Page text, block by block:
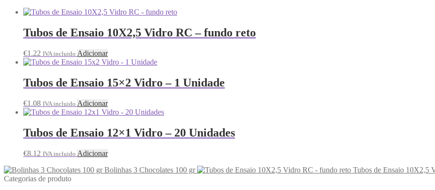
Tubos de Ensaio 10X2,5 Vidro RC – fundo reto
€1.22 IVA incluido Adicionar
Tubos de Ensaio 15×2 Vidro – 1 Unidade
€1.08 IVA incluido Adicionar
Tubos de Ensaio 12×1 Vidro – 20 Unidades
€8.12 IVA incluido Adicionar
Bolinhas 3 Chocolates 100 gr
Tubos de Ensaio 10X2,5
Categorias de produto